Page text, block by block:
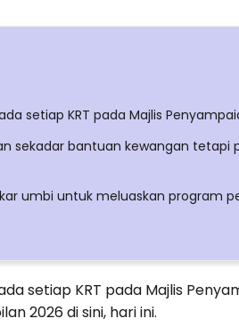
setiap KRT pada Majlis
sekadar bantuan kewangan tetapi
umbi untuk meluaskan program
setiap KRT pada Majlis
2026 di sini, hari ini.